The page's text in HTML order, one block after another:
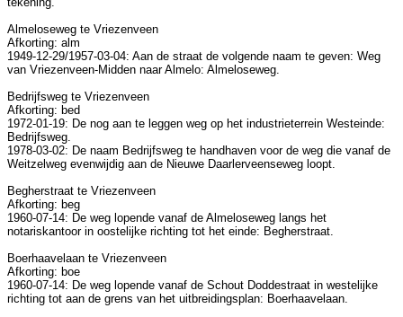
Almeloseweg te Vriezenveen
Afkorting: alm
1949-12-29/1957-03-04: Aan de straat de volgende naam te geven: Weg
van Vriezenveen-Midden naar Almelo: Almeloseweg.
Bedrijfsweg te Vriezenveen
Afkorting: bed
1972-01-19: De nog aan te leggen weg op het industrieterrein Westeinde:
Bedrijfsweg.
1978-03-02: De naam Bedrijfsweg te handhaven voor de weg die vanaf de
Weitzelweg evenwijdig aan de Nieuwe Daarlerveenseweg loopt.
Begherstraat te Vriezenveen
Afkorting: beg
1960-07-14: De weg lopende vanaf de Almeloseweg langs het
notariskantoor in oostelijke richting tot het einde: Begherstraat.
Boerhaavelaan te Vriezenveen
Afkorting: boe
1960-07-14: De weg lopende vanaf de Schout Doddestraat in westelijke
richting tot aan de grens van het uitbreidingsplan: Boerhaavelaan.